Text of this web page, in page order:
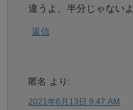
違うよ、半分じゃないよ
返信
匿名 より:
2021年6月13日 9:47 AM